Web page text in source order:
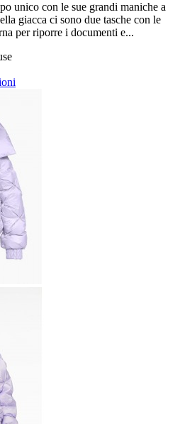
unico con le sue grandi maniche a
giacca ci sono due tasche con le
per riporre i documenti e...